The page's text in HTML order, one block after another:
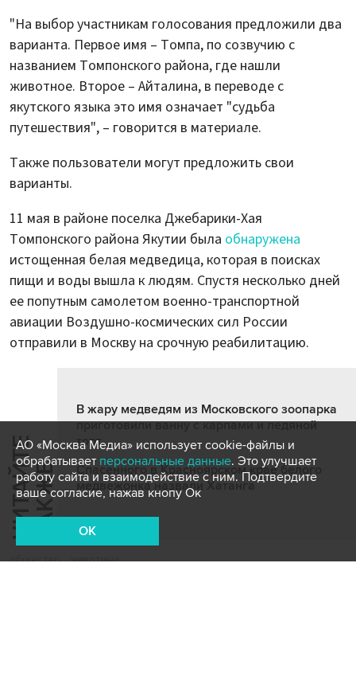
"На выбор участникам голосования предложили два
варианта. Первое имя – Томпа, по созвучию с
названием Томпонского района, где нашли
животное. Второе – Айталина, в переводе с
якутского языка это имя означает "судьба
путешествия", – говорится в материале.
Также пользователи могут предложить свои
варианты.
11 мая в районе поселка Джебарики-Хая
Томпонского района Якутии была обнаружена
истощенная белая медведица, которая в поисках
пищи и воды вышла к людям. Спустя несколько дней
ее попутным самолетом военно-транспортной
авиации Воздушно-космических сил России
отправили в Москву на срочную реабилитацию.
Ч
И
Т
АЙ
Т
Е
Т
А
К
ЖЕ
В жару медведям из Московского зоопарка
приготовили ванну с карпами и ледяной
торт
Спасенного в Красноярском крае белого
медвежонка назвали Хатанга
общество животные
АО «Москва Медиа» использует cookie-файлы и
обрабатывает персональные данные. Это улучшает
работу сайта и взаимодействие с ним. Подтвердите
ваше согласие, нажав кнопу Ок
OK